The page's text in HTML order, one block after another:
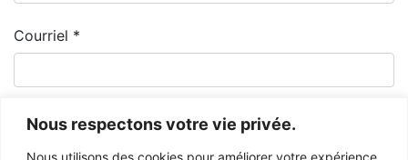
Nous respectons votre vie privée.
Nous utilisons des cookies pour améliorer votre expérience
Courriel *